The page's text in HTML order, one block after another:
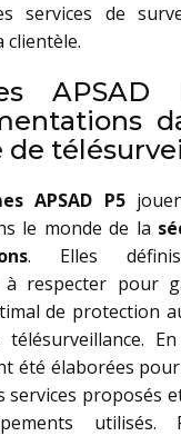
services de
clientèle.
de
APSAD P5
le monde de la
. Elles
à respecter pour
de protection
été élaborées
services proposés
utilisés.